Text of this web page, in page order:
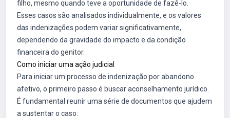
filho, mesmo quando teve a oportunidade de fazê-lo.
Esses casos são analisados individualmente, e os valores
das indenizações podem variar significativamente,
dependendo da gravidade do impacto e da condição
financeira do genitor.
Como iniciar uma ação judicial
Para iniciar um processo de indenização por abandono
afetivo, o primeiro passo é buscar aconselhamento jurídico.
É fundamental reunir uma série de documentos que ajudem
a sustentar o caso: